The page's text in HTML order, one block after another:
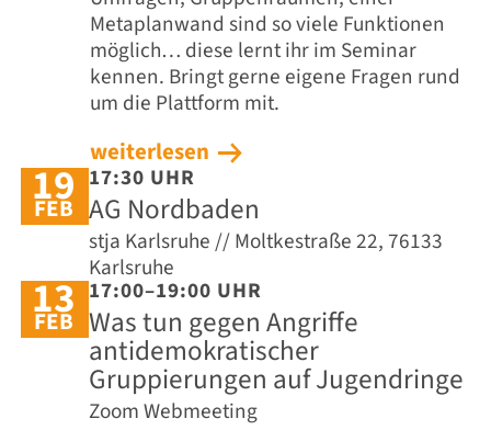
Metaplanwand sind so viele Funktionen
möglich… diese lernt ihr im Seminar
kennen. Bringt gerne eigene Fragen rund
um die Plattform mit.
weiterlesen
19
FEB
17:30 UHR
AG Nordbaden
stja Karlsruhe // Moltkestraße 22, 76133
Karlsruhe
13
FEB
17:00–19:00 UHR
Was tun gegen Angriffe
antidemokratischer
Gruppierungen auf Jugendringe
Zoom Webmeeting